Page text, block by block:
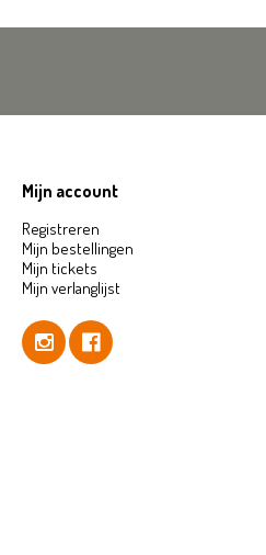
Mijn account
Registreren
Mijn bestellingen
Mijn tickets
Mijn verlanglijst